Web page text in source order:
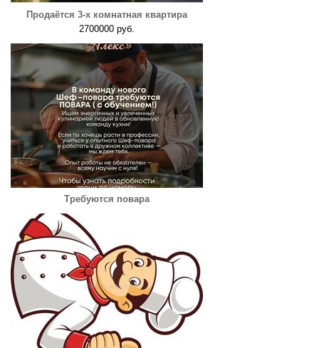
Продаётся 3-х комнатная квартира
2700000 руб.
Требуются повара